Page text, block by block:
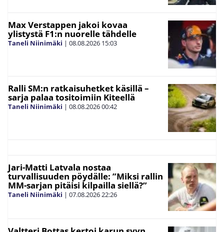
Max Verstappen jakoi kovaa
ylistystä F1:n nuorelle tähdelle
Taneli Niinimäki | 08.08.2026 15:03
Ralli SM:n ratkaisuhetket käsillä –
sarja palaa tositoimiin Kiteellä
Taneli Niinimäki | 08.08.202600:42
Jari-Matti Latvala nostaa
turvallisuuden pöydälle: ”Miksi rallin
MM-sarjan pitäisi kilpailla siellä?”
Taneli Niinimäki | 07.08.202622:26